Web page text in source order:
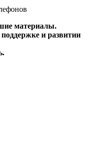
материалы.
и развитии